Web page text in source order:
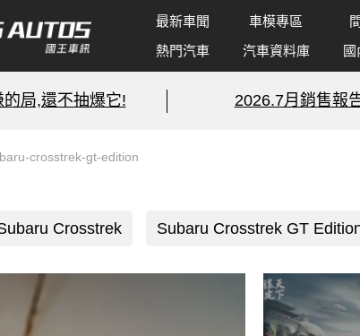
最新車聞 車模專區
熱門汽車
汽車資料庫 國
局,還不抽爆它! 2026.7月銷售報
crosstrek-gt-edition
Crosstrek Subaru Crosstrek GT